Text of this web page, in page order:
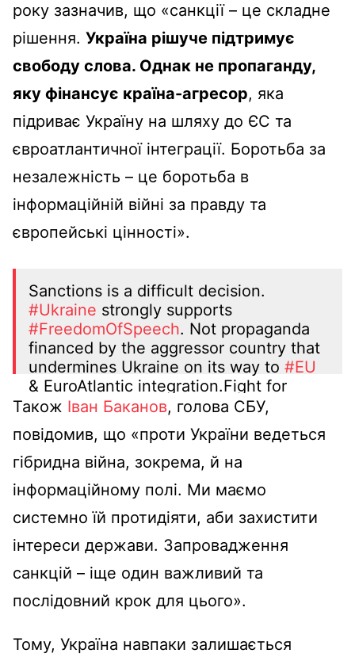
року зазначив, що «санкції – це складне
рішення. Україна рішуче підтримує
свободу слова. Однак не пропаганду,
яку фінансує країна-агресор, яка
підриває Україну на шляху до ЄС та
євроатлантичної інтеграції. Боротьба за
незалежність – це боротьба в
інформаційній війні за правду та
європейські цінності».
Sanctions is a difficult decision.
#Ukraine strongly supports
#FreedomOfSpeech. Not propaganda
financed by the aggressor country that
undermines Ukraine on its way to #EU
& EuroAtlantic integration.Fight for
independence is fight in the information
war for truth & European values
— Володимир Зеленський
Також Іван Баканов, голова СБУ,
повідомив, що «проти України ведеться
гібридна війна, зокрема, й на
інформаційному полі. Ми маємо
системно їй протидіяти, аби захистити
інтереси держави. Запровадження
санкцій – іще один важливий та
послідовний крок для цього».
Тому, Україна навпаки залишається